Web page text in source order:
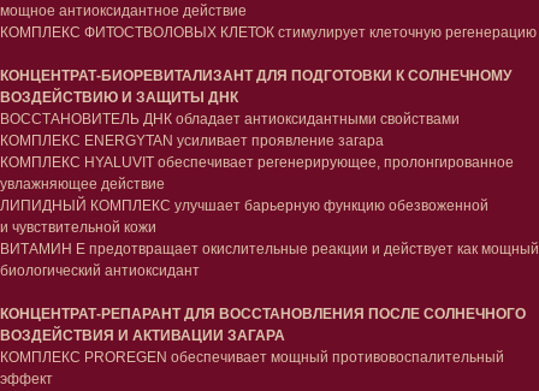
мощное антиоксидантное действие
КОМПЛЕКС ФИТОСТВОЛОВЫХ КЛЕТОК стимулирует клеточную регенерацию
КОНЦЕНТРАТ-БИОРЕВИТАЛИЗАНТ ДЛЯ ПОДГОТОВКИ К СОЛНЕЧНОМУ
ВОЗДЕЙСТВИЮ И ЗАЩИТЫ ДНК
ВОССТАНОВИТЕЛЬ ДНК обладает антиоксидантными свойствами
КОМПЛЕКС ENERGYTAN усиливает проявление загара
КОМПЛЕКС HYALUVIT обеспечивает регенерирующее, пролонгированное
увлажняющее действие
ЛИПИДНЫЙ КОМПЛЕКС улучшает барьерную функцию обезвоженной
и чувствительной кожи
ВИТАМИН Е предотвращает окислительные реакции и действует как мощный
биологический антиоксидант
КОНЦЕНТРАТ-РЕПАРАНТ ДЛЯ ВОССТАНОВЛЕНИЯ ПОСЛЕ СОЛНЕЧНОГО
ВОЗДЕЙСТВИЯ И АКТИВАЦИИ ЗАГАРА
КОМПЛЕКС PROREGEN обеспечивает мощный противовоспалительный
эффект
Шея и зона декольте
Пилинги/масла
Уход за ногами
Средства для ванны
Гаджеты
Сертификаты
Наборы
Ретинол
Защита от солнца
Восстановление
Маски и патчи
Уход за губами
Декоротивная косметика
Волосы
Проблемы
Шампуни
Кондиционеры/бальзамы
Маски/скрабы
Спреи
Средства для укладки